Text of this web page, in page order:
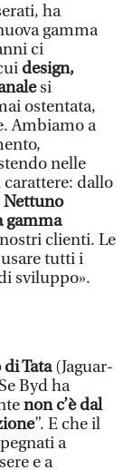
ha
gamma
ci
design,
si
ostentata,
Ambiamo a
nelle
dallo
Nettuno
gamma
clienti. Le
tutti i
sviluppo».
Tata(Jaguar-
Byd ha
non c’è dal
”. E che il
a
e a